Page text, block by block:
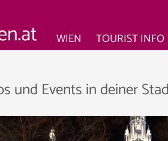
WIEN TOURIST INFO
und Events in deiner